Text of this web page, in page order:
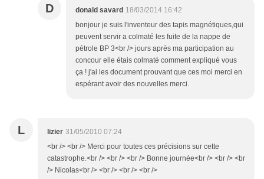
D donald savard 18/03/2014 16:42
bonjour je suis l'inventeur des tapis magnétiques,qui
peuvent servir a colmaté les fuite de la nappe de
pétrole BP 3<br /> jours après ma participation au
concour elle étais colmaté comment expliqué vous
ça ! j'ai les document prouvant que ces moi merci en
espérant avoir des nouvelles merci.
L lizier 31/05/2010 07:24
<br /> <br /> Merci pour toutes ces précisions sur cette
catastrophe.<br /> <br /> <br /> Bonne journée<br /> <br /> <br
/> Nicolas<br /> <br /> <br /> <br />